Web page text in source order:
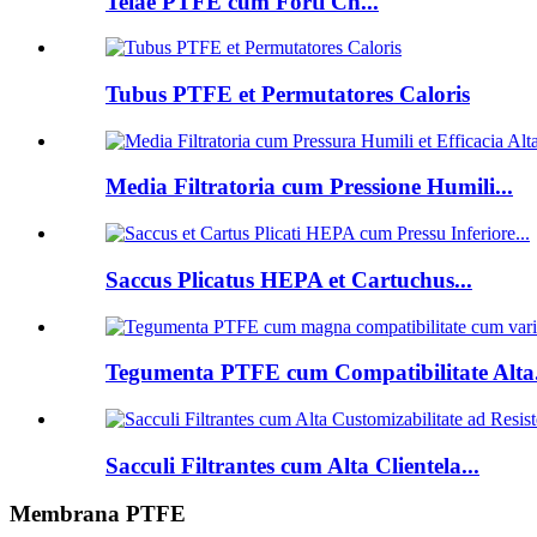
Tubus PTFE et Permutatores Caloris
Media Filtratoria cum Pressione Humili...
Saccus Plicatus HEPA et Cartuchus...
Tegumenta PTFE cum Compatibilitate
Sacculi Filtrantes cum Alta Clientela...
Membrana PTFE